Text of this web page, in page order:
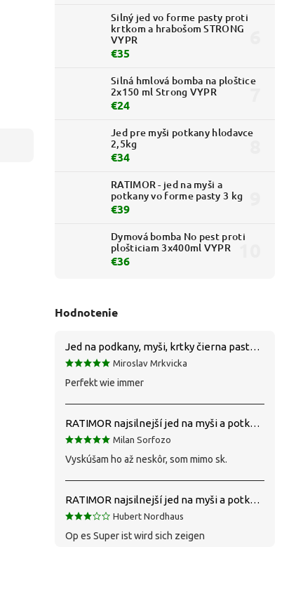
Silný jed vo forme pasty proti
krtkom a hrabošom STRONG
VYPR
€35
Silná hmlová bomba na ploštice
2x150 ml Strong VYPR
€24
Jed pre myši potkany hlodavce
2,5kg
€34
RATIMOR - jed na myši a
potkany vo forme pasty 3 kg
€39
Dymová bomba No pest proti
plošticiam 3x400ml VYPR
€36
Hodnotenie
Jed na podkany, myši, krtky čierna pasta silná 1 kg VYPR
Miroslav Mrkvicka
Perfekt wie immer
RATIMOR najsilnejší jed na myši a potkany
Milan Sorfozo
Vyskúšam ho až neskôr, som mimo sk.
RATIMOR najsilnejší jed na myši a potkany
Hubert Nordhaus
Op es Super ist wird sich zeigen